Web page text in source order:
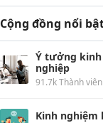
Cộng đồng nổi
Ý tưởng
nghiệp
91.7k Thành viên
Kinh nghiệm